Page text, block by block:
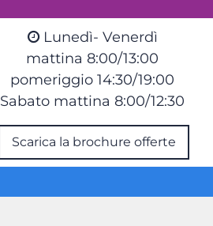
Lunedì- Venerdì
mattina 8:00/13:00
pomeriggio 14:30/19:00
Sabato mattina 8:00/12:30
Scarica la brochure offerte